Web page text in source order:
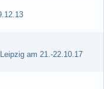
am 21.-22.10.17